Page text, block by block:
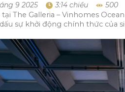
9 2025 3:14 chiều
500
tại The Galleria – Vinhomes
sự khởi động chính thức của